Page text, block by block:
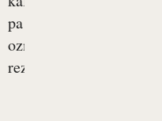
pa
označujemo
rezultat...